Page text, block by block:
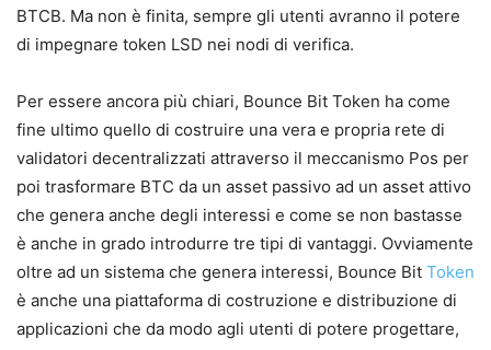
BTCB. Ma non è finita, sempre gli utenti avranno il potere
di impegnare token LSD nei nodi di verifica.
Per essere ancora più chiari, Bounce Bit Token ha come
fine ultimo quello di costruire una vera e propria rete di
validatori decentralizzati attraverso il meccanismo Pos per
poi trasformare BTC da un asset passivo ad un asset attivo
che genera anche degli interessi e come se non bastasse
è anche in grado introdurre tre tipi di vantaggi. Ovviamente
oltre ad un sistema che genera interessi, Bounce Bit Token
è anche una piattaforma di costruzione e distribuzione di
applicazioni che da modo agli utenti di potere progettare,